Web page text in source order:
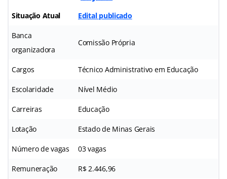
Situação Atual Edital publicado
Banca
organizadora
Comissão Própria
Cargos Técnico Administrativo em Educação
Escolaridade Nível Médio
Carreiras Educação
Lotação Estado de Minas Gerais
Número de vagas 03 vagas
Remuneração R$ 2.446,96